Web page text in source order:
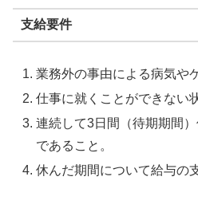
支給要件
業務外の事由による病気や
仕事に就くことができない
連続して3日間（待期期間
であること。
休んだ期間について給与の